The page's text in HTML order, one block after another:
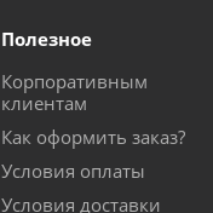
Полезное
Корпоративным
клиентам
Как оформить заказ?
Условия оплаты
Условия доставки